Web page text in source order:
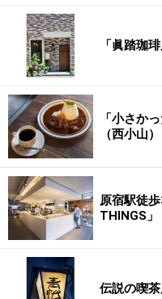
「眞踏珈
「小さか
（西小山）
原宿駅徒
THINGS」
伝説の喫